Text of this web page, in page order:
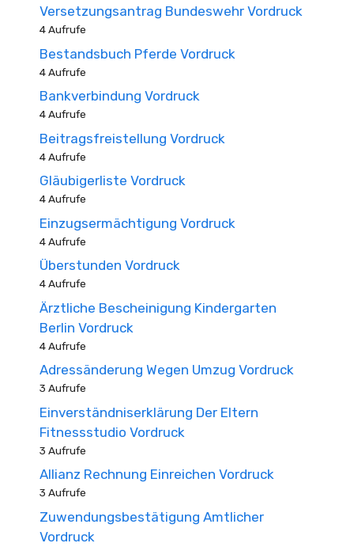
Versetzungsantrag Bundeswehr Vordruck
4 Aufrufe
Bestandsbuch Pferde Vordruck
4 Aufrufe
Bankverbindung Vordruck
4 Aufrufe
Beitragsfreistellung Vordruck
4 Aufrufe
Gläubigerliste Vordruck
4 Aufrufe
Einzugsermächtigung Vordruck
4 Aufrufe
Überstunden Vordruck
4 Aufrufe
Ärztliche Bescheinigung Kindergarten
Berlin Vordruck
4 Aufrufe
Adressänderung Wegen Umzug Vordruck
3 Aufrufe
Einverständniserklärung Der Eltern
Fitnessstudio Vordruck
3 Aufrufe
Allianz Rechnung Einreichen Vordruck
3 Aufrufe
Zuwendungsbestätigung Amtlicher
Vordruck